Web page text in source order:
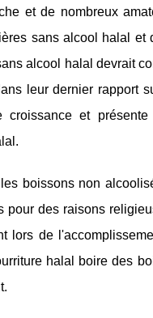
et de nombreux
sans alcool halal
alcool halal devrait
leur dernier rapport
croissance et
boissons non
pour des raisons
lors de
halal boire des